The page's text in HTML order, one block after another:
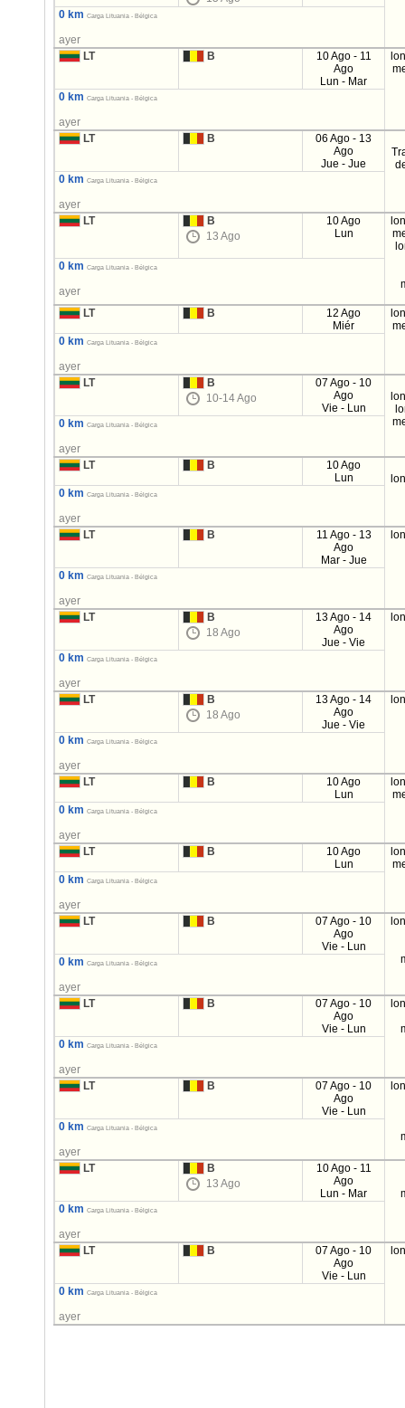
0 km
Carga Lituania - Bélgica
ayer
LT
B
10 Ago - 11
Ago
Lun - Mar
0 km Carga Lituania - Bélgica
ayer
LT
B
06 Ago - 13
Ago
Jue - Jue
0 km
Carga Lituania - Bélgica
ayer
LT
B
13 Ago
10 Ago
Lun
0 km Carga Lituania - Bélgica
ayer
LT
B
12 Ago
Miér
0 km
Carga Lituania - Bélgica
ayer
LT
B
10-14 Ago
07 Ago - 10
Ago
Vie - Lun
0 km Carga Lituania - Bélgica
ayer
LT
B
10 Ago
Lun
0 km
Carga Lituania - Bélgica
ayer
LT
B
11 Ago - 13
Ago
Mar - Jue
0 km Carga Lituania - Bélgica
ayer
LT
B
18 Ago
13 Ago - 14
Ago
Jue - Vie
0 km Carga Lituania - Bélgica
ayer
LT
B
18 Ago
13 Ago - 14
Ago
Jue - Vie
0 km Carga Lituania - Bélgica
ayer
LT
B
10 Ago
Lun
0 km
Carga Lituania - Bélgica
ayer
LT
B
10 Ago
Lun
0 km
Carga Lituania - Bélgica
ayer
LT
B
07 Ago - 10
Ago
Vie - Lun
0 km Carga Lituania - Bélgica
ayer
LT
B
07 Ago - 10
Ago
Vie - Lun
0 km Carga Lituania - Bélgica
ayer
LT
B
07 Ago - 10
Ago
Vie - Lun
0 km Carga Lituania - Bélgica
ayer
LT
B
13 Ago
10 Ago - 11
Ago
Lun - Mar
0 km
Carga Lituania - Bélgica
ayer
LT
B
07 Ago - 10
Ago
Vie - Lun
0 km Carga Lituania - Bélgica
ayer